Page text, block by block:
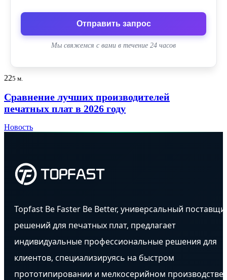
Отправить запрос
Мы свяжемся с вами в течение 24 часов
225 м.
Сравнение лучших производителей
печатных плат в 2026 году
Новость
Topfast Be Faster Be Better, универсальный
решений для печатных плат, предлагает
индивидуальные профессиональные решения для
клиентов, специализируясь на быстром
прототипировании и мелкосерийном производстве.